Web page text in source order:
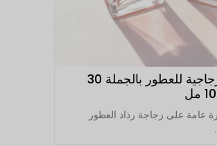
زجاجات رذاذ زجاجية للعطور بالجملة 30
عامة على زجاجة رذاذ العطور